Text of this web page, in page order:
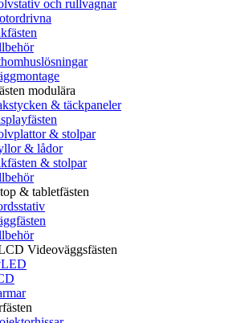
och rullvagnar
modulära
& täckpaneler
& stolpar
& lådor
& stolpar
& tabletfästen
Videoväggsfästen